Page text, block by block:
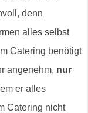
denn
alles selbst
Catering benötigt
angenehm, nur
er alles
Catering nicht